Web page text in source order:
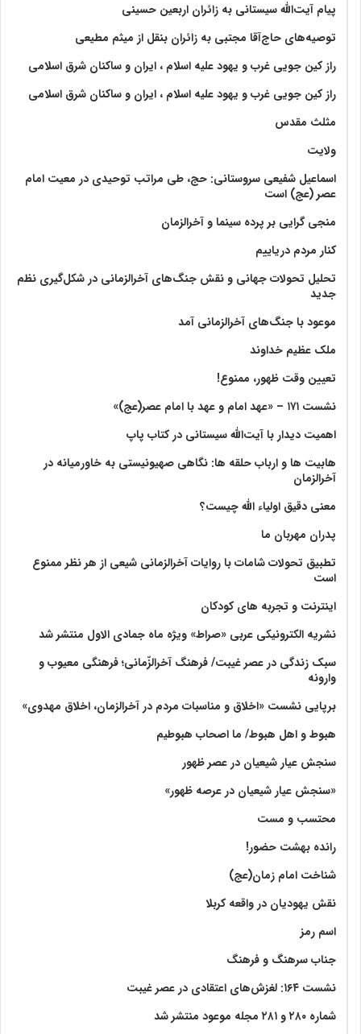
پیام آیت‌الله سیستانی به زائران اربعین حسینی
توصیه‌های حاج‌آقا مجتبی به زائران بنقل از میثم مطیعی
راز کین جویی غرب و یهود علیه اسلام ، ایران و ساکنان شرق اسلامی
راز کین جویی غرب و یهود علیه اسلام ، ایران و ساکنان شرق اسلامی
مثلث مقدس
ولايت‏
اسماعیل شفیعی سروستانی: حج، طی مراتب توحیدی در معیت امام
عصر (عج) است
منجی گرایی بر پرده سینما و آخرالزمان
کنار مردم دریاییم
تحلیل تحولات جهانی و نقش جنگ‌های آخرالزمانی در شکل‌گیری نظم
جدید
موعود با جنگ‌های آخرالزمانی آمد
ملک عظیم خداوند
تعیین وقت ظهور، ممنوع!
نشست ۱۷۱ – «عهد امام و عهد با امام عصر(عج)»
اهمیت دیدار با آیت‌الله سیستانی در کتاب پاپ
هابیت ها و ارباب حلقه ها: نگاهی صهیونیستی به خاورمیانه در
آخرالزمان
معنی دقیق اولیاء الله چیست؟
پدران مهربان ما
تطبیق تحولات شامات با روایات آخرالزمانی شیعی از هر نظر ممنوع
است
اینترنت و تجربه های کودکان
نشریه الکترونیکی عربی «صراط» ویژه ماه جمادی الاول منتشر شد
سبک زندگی در عصر غیبت/ فرهنگ آخرالزّمانی؛ فرهنگی معیوب و
وارونه
برپایی نشست «اخلاق و مناسبات مردم در آخرالزمان، اخلاق مهدوی»
هبوط و اهل هبوط/ ما اصحاب هبوطیم
سنجش عیار شیعیان در عصر ظهور
«سنجش عیار شیعیان در عرصه ظهور»
محتسب و مست
رانده بهشت‌ حضور!
شناخت امام زمان(عج)
نقش یهودیان در واقعه کربلا
اسم رمز
جناب سرهنگ و فرهنگ
نشست ۱۶۴: لغزش‌های اعتقادی در عصر غیبت
شماره ۲۸۰ و ۲۸۱ مجله موعود منتشر شد